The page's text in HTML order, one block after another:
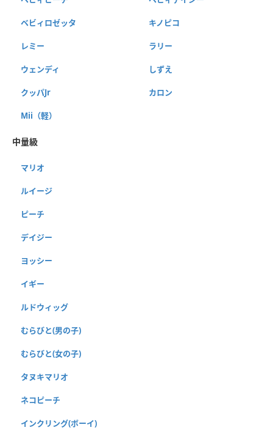
ベビィロゼッタ キノピコ
レミー ラリー
ウェンディ しずえ
クッパJr カロン
Mii（軽）
中量級
マリオ
ルイージ
ピーチ
デイジー
ヨッシー
イギー
ルドウィッグ
むらびと(男の子)
むらびと(女の子)
タヌキマリオ
ネコピーチ
インクリング(ボーイ)